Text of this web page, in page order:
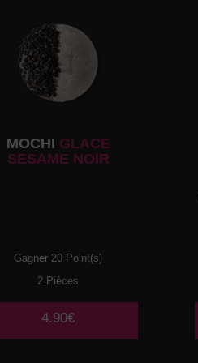
MOCHI GLACE
SESAME NOIR
Gagner 20 Point(s)
2 Pièces
4.90€